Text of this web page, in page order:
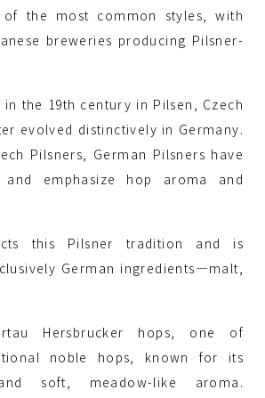
of the most common styles, with
breweries producing Pilsner-
the 19th century in Pilsen, Czech
evolved distinctively in Germany.
Pilsners, German Pilsners have
emphasize hop aroma and
this Pilsner tradition and is
German ingredients—malt,
Hersbrucker hops, one of
noble hops, known for its
soft, meadow-like aroma.